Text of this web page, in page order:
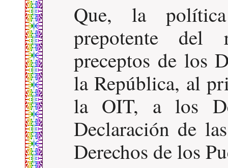
Que, la
prepotente del
preceptos de los
la República, al
la OIT, a los
Declaración de
Derechos de los